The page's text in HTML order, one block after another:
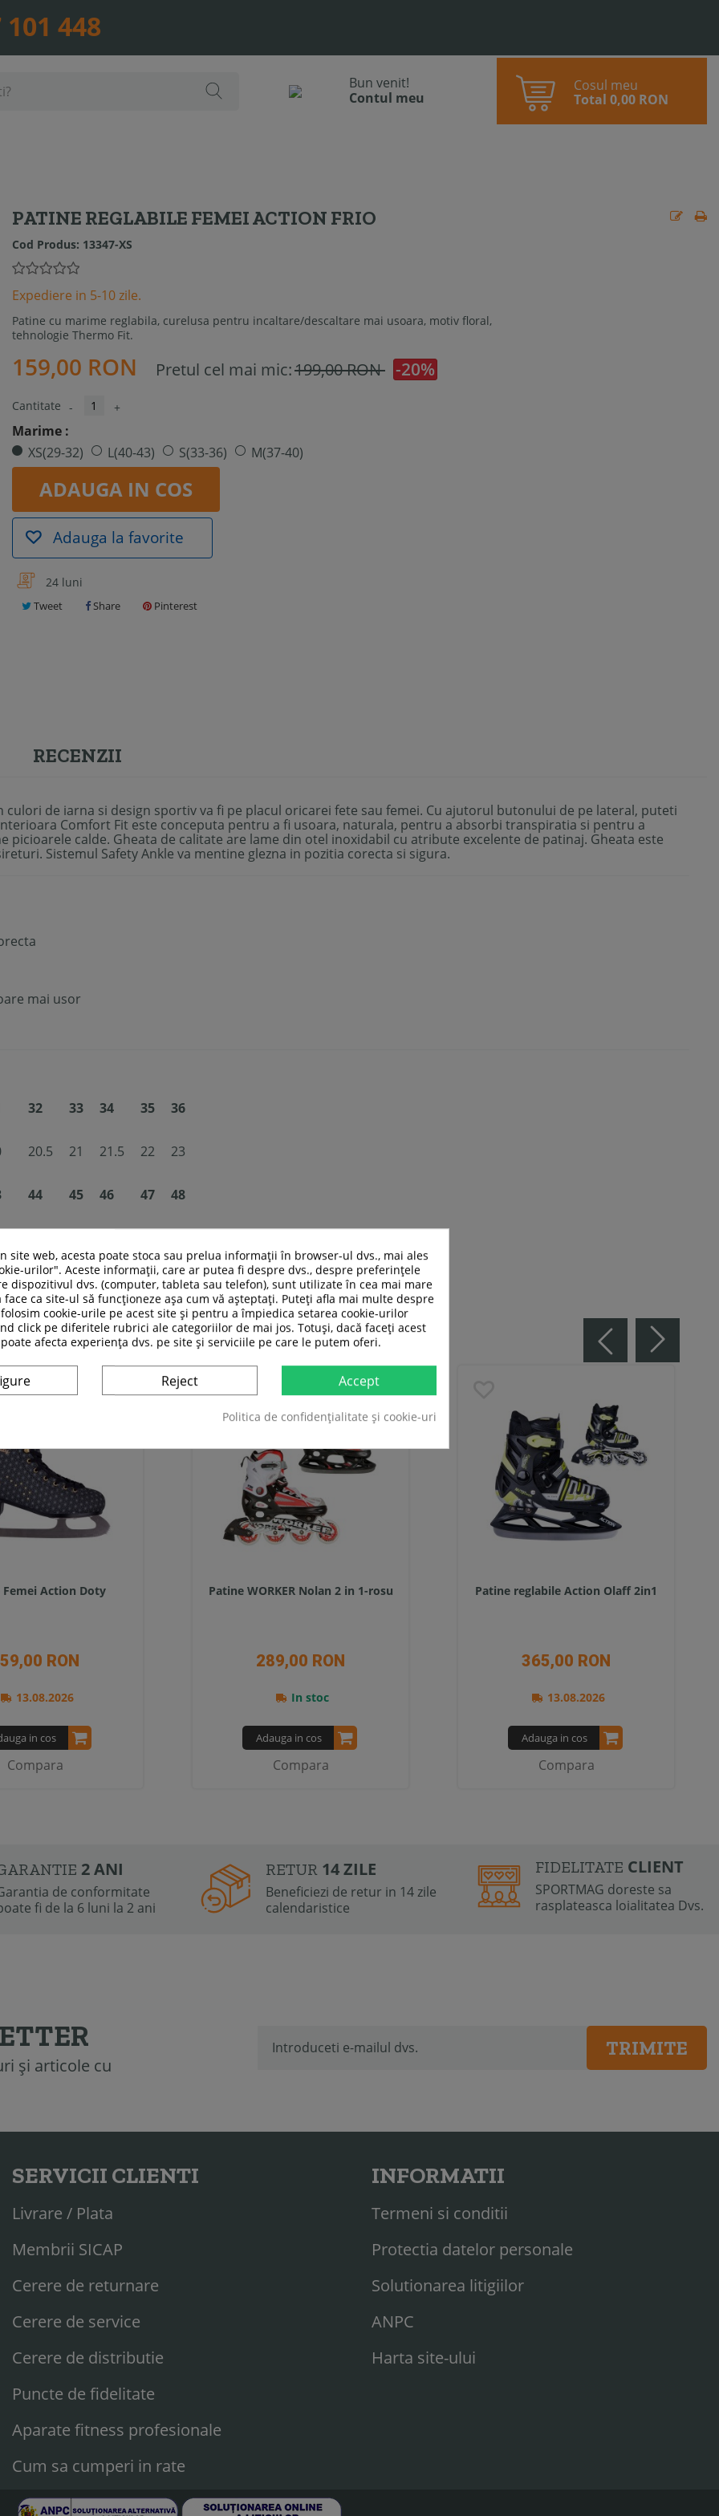
101 448
bun venit!
contul meu
Cosul meu
Total 0,00 RON
PATINE REGLABILE FEMEI ACTION FRIO
Cod Produs: 13347-XS
Expediere in 5-10 zile.
Patine cu marime reglabila, curelusa pentru incaltare/descaltare mai usoara, motiv floral,
tehnologie Thermo Fit.
159,00 RON Pretul cel mai mic:199,00 RON -20%
Cantitate - +
Marime :
XS(29-32)
L(40-43) S(33-36) M(37-40)
ADAUGA IN COS
Adauga la favorite
24 luni
Tweet Share Pinterest
RECENZII
culori de iarna si design sportiv va fi pe placul oricarei fete sau femei. Cu ajutorul butonului de pe lateral, puteti
Comfort Fit este conceputa pentru a fi usoara, naturala, pentru a absorbi transpiratia si pentru a
picioarele calde. Gheata de calitate are lame din otel inoxidabil cu atribute excelente de patinaj. Gheata este
Sistemul Safety Ankle va mentine glezna in pozitia corecta si sigura.
mai usor
32 33 34 35
36
20.5 21 21.5 22 23
44 45 46 47
48
CATEGORIE:
Femei Action Doty
RON
13.08.2026
in cos
Compara
Patine WORKER Nolan 2 in 1-rosu
289,00 RON
In stoc
Adauga in cos
Compara
Patine reglabile Action Olaff 2in1
365,00 RON
13.08.2026
Adauga in cos
Compara
2 ANI
de conformitate
fi de la 6 luni la 2 ani
RETUR 14 ZILE
Beneficiezi de retur in 14 zile
calendaristice
FIDELITATE CLIENT
SPORTMAG doreste sa
rasplateasca loialitatea Dvs.
și articole cu
TRIMITE
SERVICII CLIENTI
Livrare / Plata
Membrii SICAP
Cerere de returnare
Cerere de service
Cerere de distributie
Puncte de fidelitate
Aparate fitness profesionale
Cum sa cumperi in rate
INFORMATII
Termeni si conditii
Protectia datelor personale
Solutionarea litigiilor
ANPC
Harta site-ului
site web, acesta poate stoca sau prelua informații în browser-ul dvs., mai ales
urilor". Aceste informații, care ar putea fi despre dvs., despre preferințele
dispozitivul dvs. (computer, tableta sau telefon), sunt utilizate în cea mai mare
ca site-ul să funcționeze așa cum vă așteptați. Puteți afla mai multe despre
cookie-urile pe acest site și pentru a împiedica setarea cookie-urilor
click pe diferitele rubrici ale categoriilor de mai jos. Totuși, dacă faceți acest
afecta experiența dvs. pe site și serviciile pe care le putem oferi.
Reject Accept
Politica de confidențialitate și cookie-uri